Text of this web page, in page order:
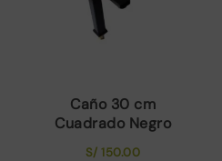
Caño 30 cm
Cuadrado Negro
S/ 150.00